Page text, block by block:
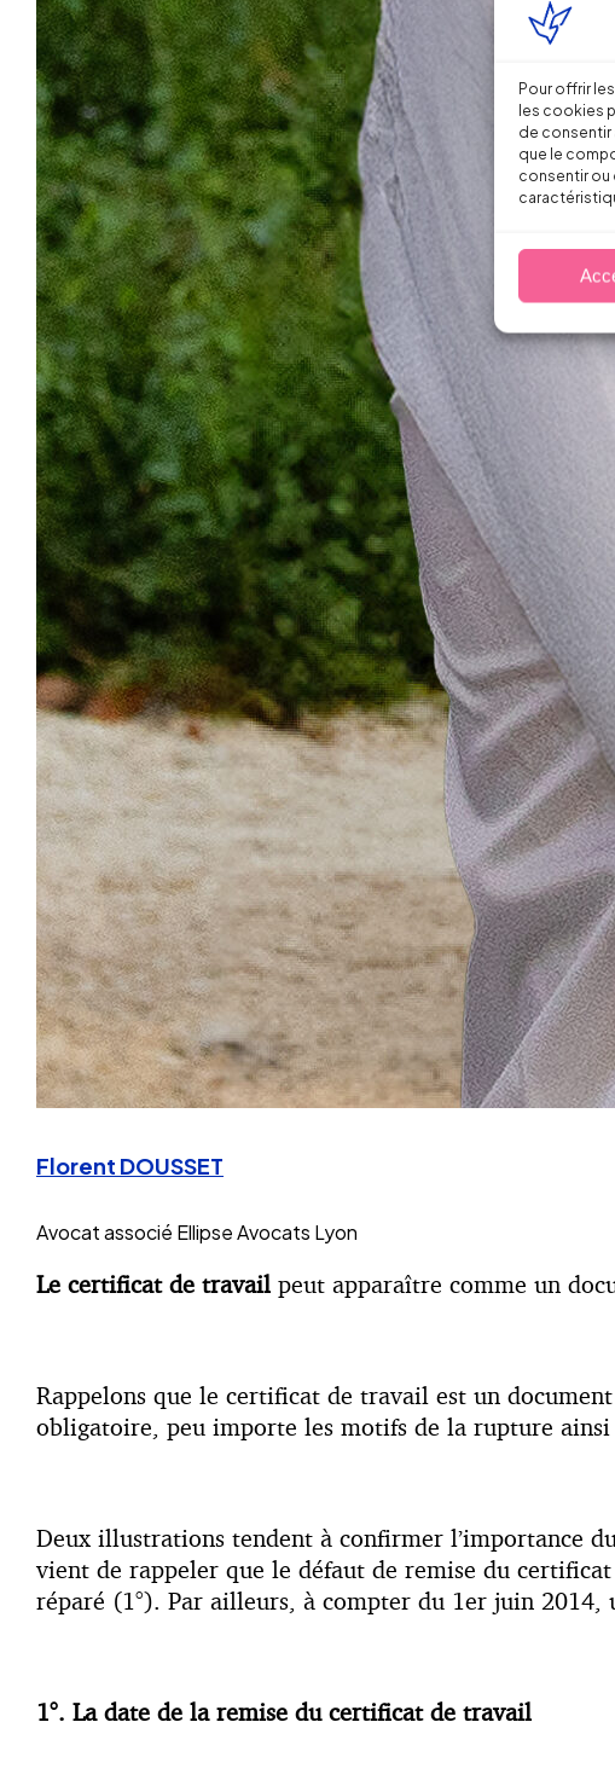
Pour offrir
les cookies
de consentir
que le
consentir ou
Florent DOUSSET
Avocat associé Ellipse Avocats Lyon
Le certificat de travail peut apparaître comme un
Rappelons que le certificat de travail est un
obligatoire, peu importe les motifs de la rupture
Deux illustrations tendent à confirmer l’importance
vient de rappeler que le défaut de remise du
réparé (1°). Par ailleurs, à compter du 1er juin
1°. La date de la remise du certificat de travail